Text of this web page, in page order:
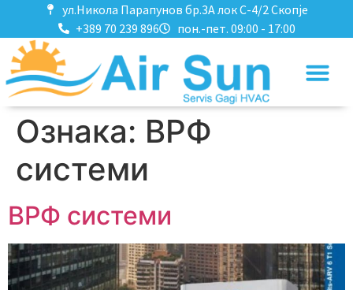
ул.Никола Парапунов бр.3А лок C-4/2 Скопје
+389 70 239 896
пон.-пет. 09:00 - 17:00
Ознака: ВРФ
системи
ВРФ системи